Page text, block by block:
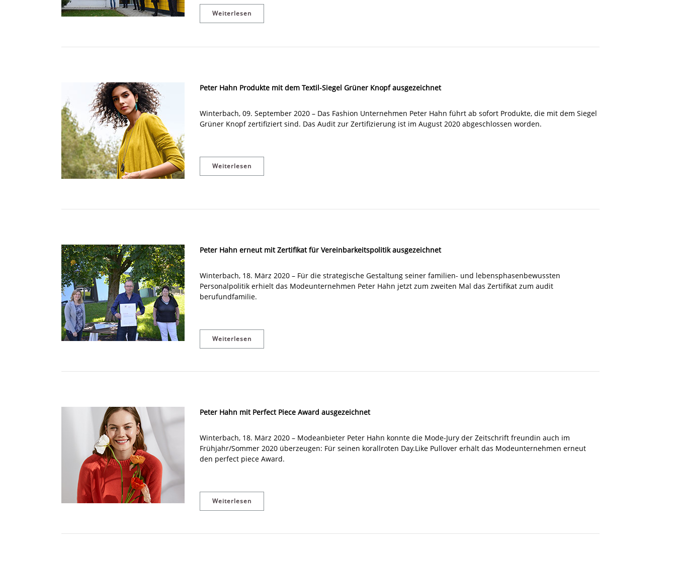
Weiterlesen
Peter Hahn Produkte mit dem Textil-Siegel Grüner Knopf ausgezeichnet
Winterbach, 09. September 2020 – Das Fashion Unternehmen Peter Hahn führt ab sofort Produkte, die mit dem Siegel
Grüner Knopf zertifiziert sind. Das Audit zur Zertifizierung ist im August 2020 abgeschlossen worden.
Weiterlesen
Peter Hahn erneut mit Zertifikat für Vereinbarkeitspolitik ausgezeichnet
Winterbach, 18. März 2020 – Für die strategische Gestaltung seiner familien- und lebensphasenbewussten
Personalpolitik erhielt das Modeunternehmen Peter Hahn jetzt zum zweiten Mal das Zertifikat zum audit
berufundfamilie.
Weiterlesen
Peter Hahn mit Perfect Piece Award ausgezeichnet
Winterbach, 18. März 2020 – Modeanbieter Peter Hahn konnte die Mode-Jury der Zeitschrift freundin auch im
Frühjahr/Sommer 2020 überzeugen: Für seinen korallroten Day.Like Pullover erhält das Modeunternehmen erneut
den perfect piece Award.
Weiterlesen